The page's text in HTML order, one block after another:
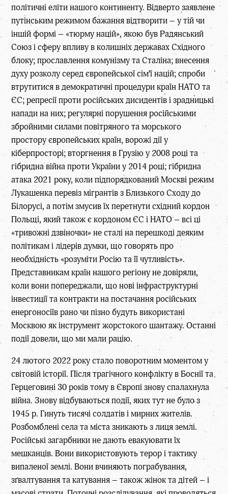
політичні еліти нашого континенту. Відверто заявлене
путінським режимом бажання відтворити – у тій чи
іншій формі – «тюрму націй», якою був Радянський
Союз і сферу впливу в колишніх державах Східного
блоку; прославлення комунізму та Сталіна; внесення
духу розколу серед європейської сім’ї націй; спроби
втрутитися в демократичні процедури країн НАТО та
ЄС; репресії проти російських дисидентів і зрадницькі
напади на них; регулярні порушення російськими
збройними силами повітряного та морського
простору європейських країн, ворожі дії у
кіберпросторі; вторгнення в Грузію у 2008 році та
гібридна війна проти України у 2014 році; гібридна
атака 2021 року, коли підпорядкований Москві режим
Лукашенка перевіз мігрантів з Близького Сходу до
Білорусі, а потім змусив їх перетнути східний кордон
Польщі, який також є кордоном ЄС і НАТО – всі ці
«тривожні дзвіночки» не сталі на перешкоді деяким
політикам і лідерів думки, що говорять про
необхідність «розуміти Росію та її чутливість».
Представникам країн нашого регіону не довіряли,
коли вони попереджали, що нові інфраструктурні
інвестиції та контракти на постачання російських
енергоносіїв рано чи пізно будуть використані
Москвою як інструмент жорстокого шантажу. Останні
події довели, що ми мали рацію.
24 лютого 2022 року стало поворотним моментом у
світовій історії. Після трагічного конфлікту в Боснії та
Герцеговині 30 років тому в Європі знову спалахнула
війна. Знову відбуваються події, яких тут не було з
1945 р. Гинуть тисячі солдатів і мирних жителів.
Розбомблені села та міста зникають з лиця землі.
Російські загарбники не дають евакуювати їх
мешканців. Вони використовують терор і тактику
випаленої землі. Вони вчиняють пограбування,
зґвалтування та катування – також жінок та дітей – і